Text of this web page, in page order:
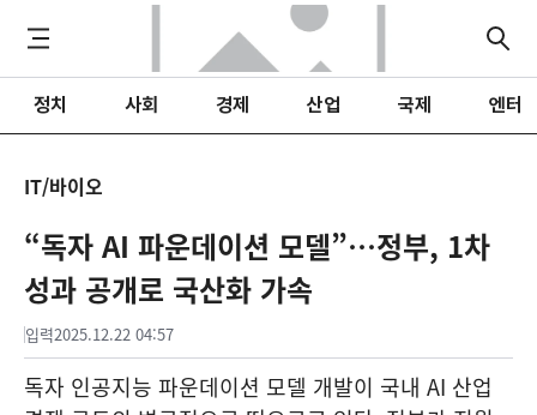
정치 사회 경제 산업 국제 엔터
IT/바이오
“독자 AI 파운데이션 모델”…정부, 1차
성과 공개로 국산화 가속
입력2025.12.22 04:57
독자 인공지능 파운데이션 모델 개발이 국내 AI 산업